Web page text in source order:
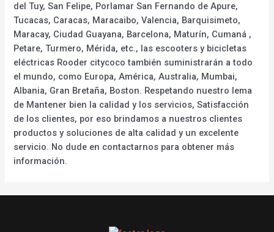
del Tuy, San Felipe, Porlamar San Fernando de Apure,
Tucacas, Caracas, Maracaibo, Valencia, Barquisimeto,
Maracay, Ciudad Guayana, Barcelona, Maturín, Cumaná ,
Petare, Turmero, Mérida, etc., las escooters y bicicletas
eléctricas Rooder citycoco también suministrarán a todo
el mundo, como Europa, América, Australia, Mumbai,
Albania, Gran Bretaña, Boston. Respetando nuestro lema
de Mantener bien la calidad y los servicios, Satisfacción
de los clientes, por eso brindamos a nuestros clientes
productos y soluciones de alta calidad y un excelente
servicio. No dude en contactarnos para obtener más
información.